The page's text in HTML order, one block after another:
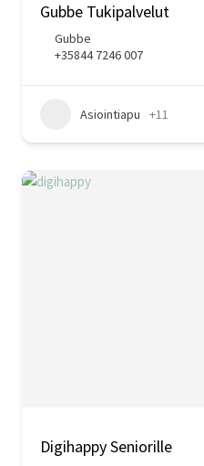
Gubbe Tukipalvelut
Gubbe
+35844 7246 007
Asiointiapu +11
Digihappy Seniorille